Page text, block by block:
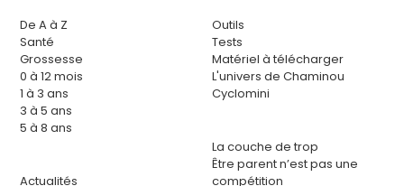
De A à Z
Santé
Grossesse
0 à 12 mois
1 à 3 ans
3 à 5 ans
5 à 8 ans
Actualités
Outils
Tests
Matériel à télécharger
L'univers de Chaminou
Cyclomini
La couche de trop
Être parent n’est pas une
compétition